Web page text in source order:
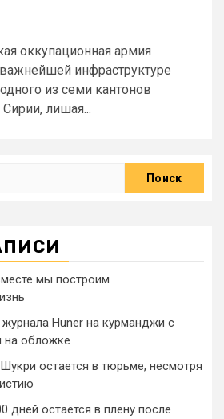
оккупационная армия
инфраструктуре
из семи кантонов
лишая...
мы построим
Huner на курманджи с
обложке
остается в тюрьме, несмотря
остаётся в плену после